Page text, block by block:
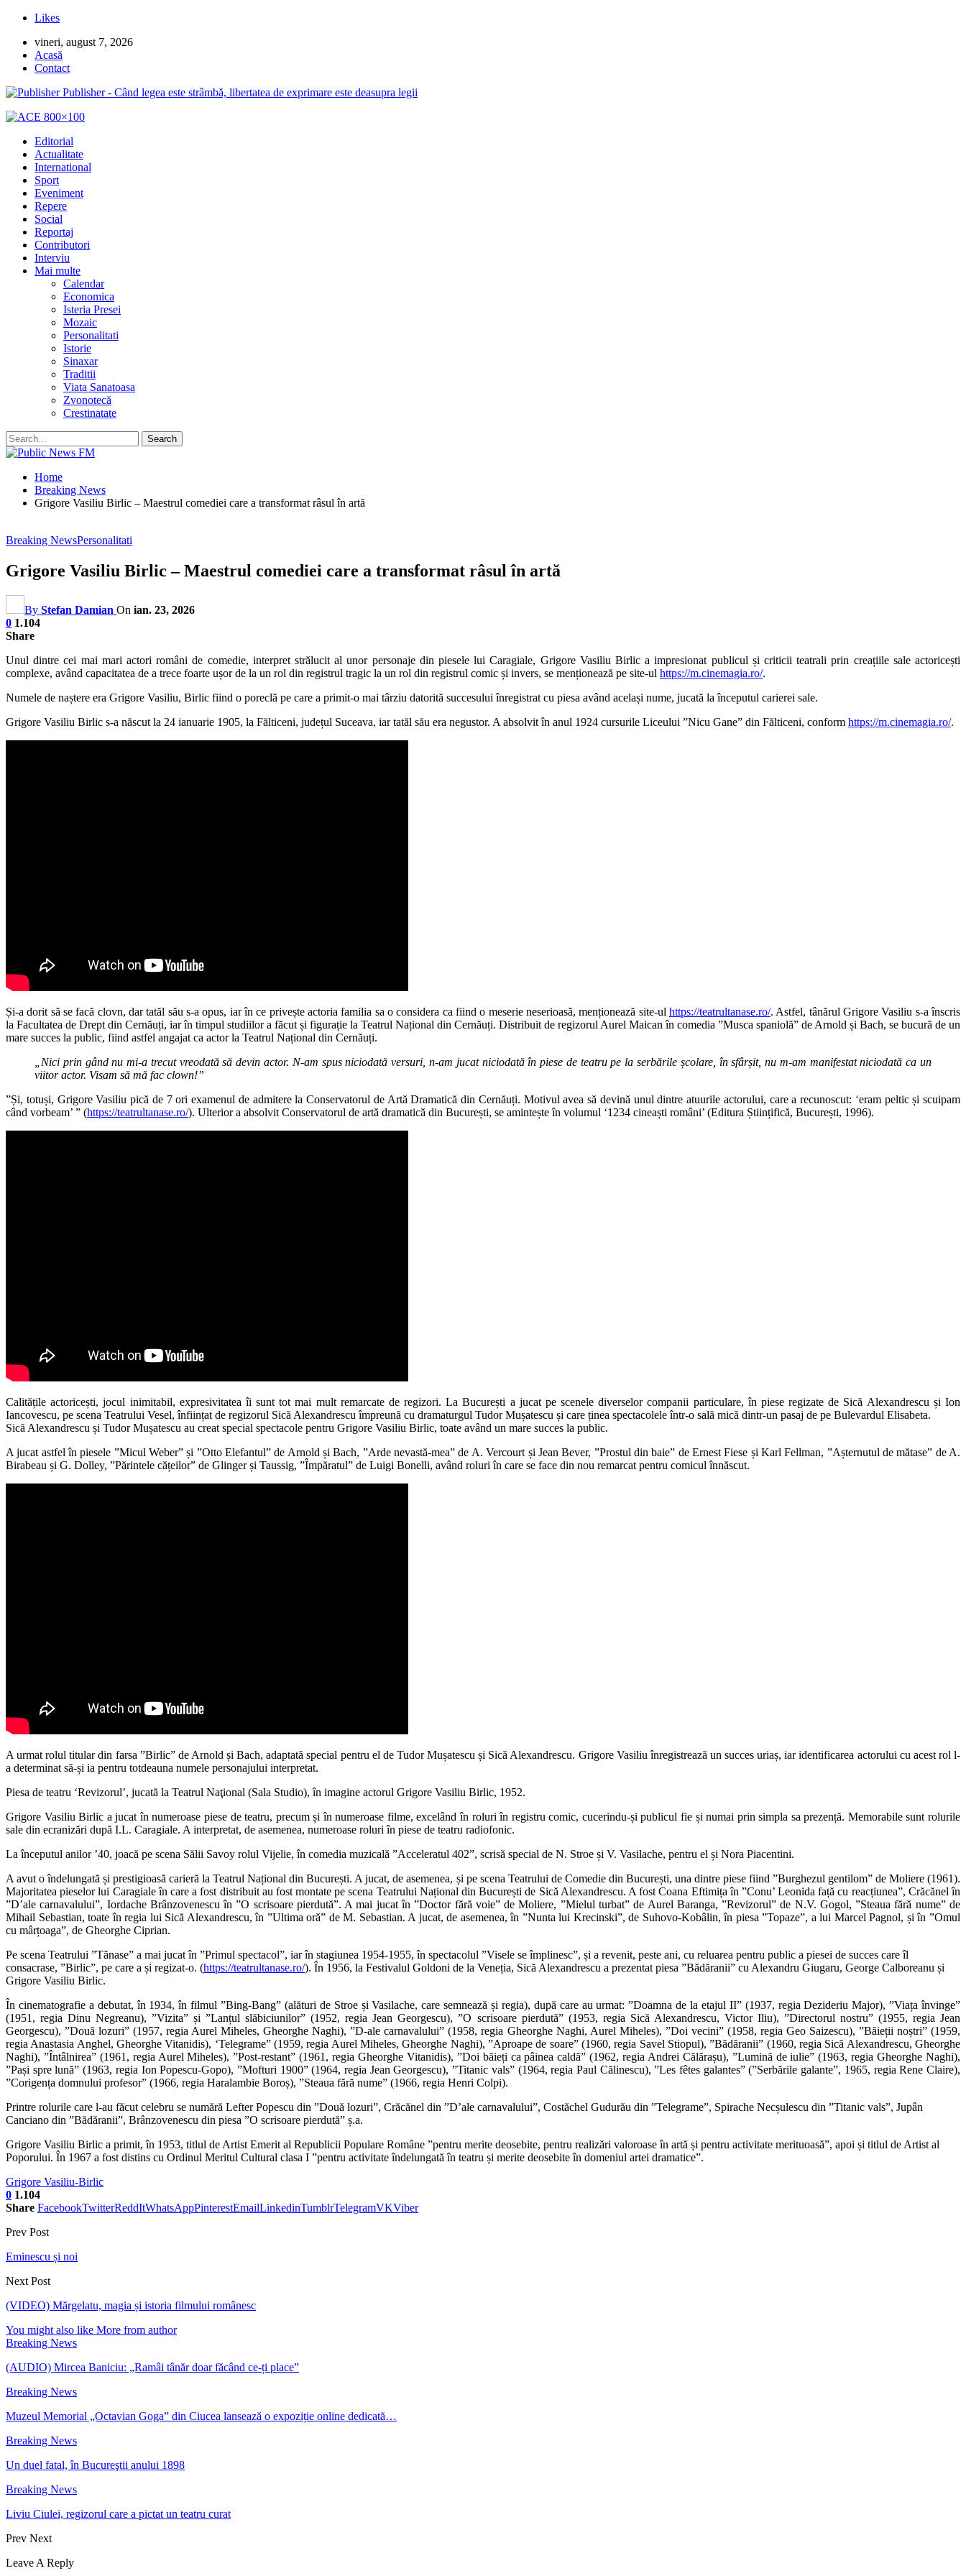
Likes
vineri, august 7, 2026
Acasă
Contact
Publisher - Când legea este strâmbă, libertatea de exprimare este deasupra legii
Editorial
Actualitate
International
Sport
Eveniment
Repere
Social
Reportaj
Contributori
Interviu
Mai multe
Calendar
Economica
Isteria Presei
Mozaic
Personalitati
Istorie
Sinaxar
Traditii
Viata Sanatoasa
Zvonotecă
Crestinatate
Home
Breaking News
Grigore Vasiliu Birlic – Maestrul comediei care a transformat râsul în artă
Breaking NewsPersonalitati
Grigore Vasiliu Birlic – Maestrul comediei care a transformat râsul în artă
By Stefan Damian On ian. 23, 2026
0 1.104
Share
Unul dintre cei mai mari actori români de comedie, interpret strălucit al unor personaje din piesele lui Caragiale, Grigore Vasiliu Birlic a impresionat publicul și criticii teatrali prin creațiile sale actoricești
complexe, având capacitatea de a trece foarte ușor de la un rol din registrul tragic la un rol din registrul comic și invers, se menționează pe site-ul https://m.cinemagia.ro/.
Numele de naștere era Grigore Vasiliu, Birlic fiind o poreclă pe care a primit-o mai târziu datorită succesului înregistrat cu piesa având același nume, jucată la începutul carierei sale.
Grigore Vasiliu Birlic s-a născut la 24 ianuarie 1905, la Fălticeni, județul Suceava, iar tatăl său era negustor. A absolvit în anul 1924 cursurile Liceului ”Nicu Gane” din Fălticeni, conform https://m.cinemagia.ro/.
Și-a dorit să se facă clovn, dar tatăl său s-a opus, iar în ce privește actoria familia sa o considera ca fiind o meserie neserioasă, menționează site-ul https://teatrultanase.ro/. Astfel, tânărul Grigore Vasiliu s-a înscris
la Facultatea de Drept din Cernăuți, iar în timpul studiilor a făcut și figurație la Teatrul Național din Cernăuți. Distribuit de regizorul Aurel Maican în comedia ”Musca spaniolă” de Arnold și Bach, se bucură de un
mare succes la public, fiind astfel angajat ca actor la Teatrul Național din Cernăuți.
„Nici prin gând nu mi-a trecut vreodată să devin actor. N-am spus niciodată versuri, n-am jucat niciodată în piese de teatru pe la serbările școlare, în sfârșit, nu m-am manifestat niciodată ca un
viitor actor. Visam să mă fac clown!”
”Și, totuși, Grigore Vasiliu pică de 7 ori examenul de admitere la Conservatorul de Artă Dramatică din Cernăuți. Motivul avea să devină unul dintre atuurile actorului, care a recunoscut: ‘eram peltic și scuipam
când vorbeam’ ” (https://teatrultanase.ro/). Ulterior a absolvit Conservatorul de artă dramatică din București, se amintește în volumul ‘1234 cineaști români’ (Editura Științifică, București, 1996).
Calitățile actoricești, jocul inimitabil, expresivitatea îi sunt tot mai mult remarcate de regizori. La București a jucat pe scenele diverselor companii particulare, în piese regizate de Sică Alexandrescu și Ion
Iancovescu, pe scena Teatrului Vesel, înființat de regizorul Sică Alexandrescu împreună cu dramaturgul Tudor Mușatescu și care ținea spectacolele într-o sală mică dintr-un pasaj de pe Bulevardul Elisabeta.
Sică Alexandrescu și Tudor Mușatescu au creat special spectacole pentru Grigore Vasiliu Birlic, toate având un mare succes la public.
A jucat astfel în piesele ”Micul Weber” și ”Otto Elefantul” de Arnold și Bach, ”Arde nevastă-mea” de A. Vercourt și Jean Bever, ”Prostul din baie” de Ernest Fiese și Karl Fellman, ”Așternutul de mătase” de A.
Birabeau și G. Dolley, ”Părintele cățeilor” de Glinger și Taussig, ”Împăratul” de Luigi Bonelli, având roluri în care se face din nou remarcat pentru comicul înnăscut.
A urmat rolul titular din farsa ”Birlic” de Arnold și Bach, adaptată special pentru el de Tudor Mușatescu și Sică Alexandrescu. Grigore Vasiliu înregistrează un succes uriaș, iar identificarea actorului cu acest rol l-
a determinat să-și ia pentru totdeauna numele personajului interpretat.
Piesa de teatru ‘Revizorul’, jucată la Teatrul Naţional (Sala Studio), în imagine actorul Grigore Vasiliu Birlic, 1952.
Grigore Vasiliu Birlic a jucat în numeroase piese de teatru, precum și în numeroase filme, excelând în roluri în registru comic, cucerindu-și publicul fie și numai prin simpla sa prezență. Memorabile sunt rolurile
sale din ecranizări după I.L. Caragiale. A interpretat, de asemenea, numeroase roluri în piese de teatru radiofonic.
La începutul anilor ’40, joacă pe scena Sălii Savoy rolul Vijelie, în comedia muzicală ”Acceleratul 402”, scrisă special de N. Stroe și V. Vasilache, pentru el și Nora Piacentini.
A avut o îndelungată și prestigioasă carieră la Teatrul Național din București. A jucat, de asemenea, și pe scena Teatrului de Comedie din București, una dintre piese fiind ”Burghezul gentilom” de Moliere (1961).
Majoritatea pieselor lui Caragiale în care a fost distribuit au fost montate pe scena Teatrului Național din București de Sică Alexandrescu. A fost Coana Eftimița în ”Conu’ Leonida față cu reacțiunea”, Crăcănel în
”D’ale carnavalului”, Iordache Brânzovenescu în ”O scrisoare pierdută”. A mai jucat în ”Doctor fără voie” de Moliere, ”Mielul turbat” de Aurel Baranga, ”Revizorul” de N.V. Gogol, ”Steaua fără nume” de
Mihail Sebastian, toate în regia lui Sică Alexandrescu, în ”Ultima oră” de M. Sebastian. A jucat, de asemenea, în ”Nunta lui Krecinski”, de Suhovo-Kobâlin, în piesa ”Topaze”, a lui Marcel Pagnol, și în ”Omul
cu mârțoaga”, de Gheorghe Ciprian.
Pe scena Teatrului ”Tănase” a mai jucat în ”Primul spectacol”, iar în stagiunea 1954-1955, în spectacolul ”Visele se împlinesc”, și a revenit, peste ani, cu reluarea pentru public a piesei de succes care îl
consacrase, ”Birlic”, pe care a și regizat-o. (https://teatrultanase.ro/). În 1956, la Festivalul Goldoni de la Veneția, Sică Alexandrescu a prezentat piesa ”Bădăranii” cu Alexandru Giugaru, George Calboreanu și
Grigore Vasiliu Birlic.
În cinematografie a debutat, în 1934, în filmul ”Bing-Bang” (alături de Stroe și Vasilache, care semnează și regia), după care au urmat: ”Doamna de la etajul II” (1937, regia Dezideriu Major), ”Viața învinge”
(1951, regia Dinu Negreanu), ”Vizita” și ”Lanțul slăbiciunilor” (1952, regia Jean Georgescu), ”O scrisoare pierdută” (1953, regia Sică Alexandrescu, Victor Iliu), ”Directorul nostru” (1955, regia Jean
Georgescu), ”Două lozuri” (1957, regia Aurel Miheles, Gheorghe Naghi), ”D-ale carnavalului” (1958, regia Gheorghe Naghi, Aurel Miheles), ”Doi vecini” (1958, regia Geo Saizescu), ”Băieții noștri” (1959,
regia Anastasia Anghel, Gheorghe Vitanidis), ‘Telegrame” (1959, regia Aurel Miheles, Gheorghe Naghi), ”Aproape de soare” (1960, regia Savel Stiopul), ”Bădăranii” (1960, regia Sică Alexandrescu, Gheorghe
Naghi), ”Întâlnirea” (1961, regia Aurel Miheles), ”Post-restant” (1961, regia Gheorghe Vitanidis), ”Doi băieți ca pâinea caldă” (1962, regia Andrei Călărașu), ”Lumină de iulie” (1963, regia Gheorghe Naghi),
”Pași spre lună” (1963, regia Ion Popescu-Gopo), ”Mofturi 1900” (1964, regia Jean Georgescu), ”Titanic vals” (1964, regia Paul Călinescu), ”Les fêtes galantes” (”Serbările galante”, 1965, regia Rene Claire),
”Corigența domnului profesor” (1966, regia Haralambie Boroș), ”Steaua fără nume” (1966, regia Henri Colpi).
Printre rolurile care l-au făcut celebru se numără Lefter Popescu din ”Două lozuri”, Crăcănel din ”D’ale carnavalului”, Costăchel Gudurău din ”Telegrame”, Spirache Necșulescu din ”Titanic vals”, Jupân
Canciano din ”Bădăranii”, Brânzovenescu din piesa ”O scrisoare pierdută” ș.a.
Grigore Vasiliu Birlic a primit, în 1953, titlul de Artist Emerit al Republicii Populare Române ”pentru merite deosebite, pentru realizări valoroase în artă și pentru activitate merituoasă”, apoi și titlul de Artist al
Poporului. În 1967 a fost distins cu Ordinul Meritul Cultural clasa I ”pentru activitate îndelungată în teatru și merite deosebite în domeniul artei dramatice”.
Grigore Vasiliu-Birlic
0 1.104
Share FacebookTwitterReddItWhatsAppPinterestEmailLinkedinTumblrTelegramVKViber
Prev Post
Eminescu și noi
Next Post
(VIDEO) Mărgelatu, magia și istoria filmului românesc
You might also like More from author
Breaking News
(AUDIO) Mircea Baniciu: „Ramâi tânăr doar făcând ce-ți place”
Breaking News
Muzeul Memorial „Octavian Goga” din Ciucea lansează o expoziție online dedicată…
Breaking News
Un duel fatal, în Bucureştii anului 1898
Breaking News
Liviu Ciulei, regizorul care a pictat un teatru curat
Prev Next
Leave A Reply